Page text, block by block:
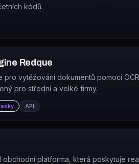
kódů.
Redque
pro vytěžování dokumentů pomocí
pro střední a velké firmy.
API
obchodní platforma, která poskytuje